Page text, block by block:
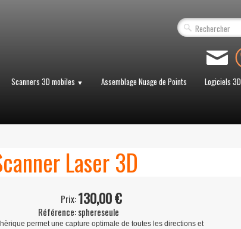
Scanners 3D mobiles ▼ Assemblage Nuage de Points Logiciels 3D
Laser 3D
Prix:130,00 €
Référence:sphereseule
permet une capture optimale de toutes les directions et